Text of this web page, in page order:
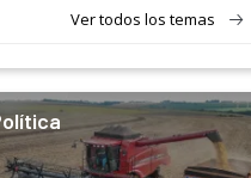
Ver todos los temas